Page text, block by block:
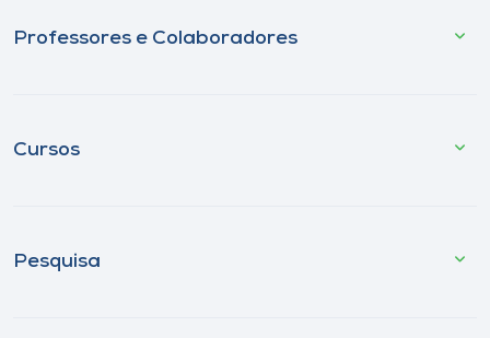
Professores e Colaboradores
Cursos
Pesquisa